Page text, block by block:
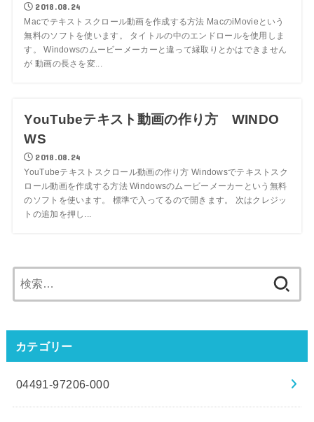
2018.08.24
Macでテキストスクロール動画を作成する方法 MacのiMovieという
無料のソフトを使います。 タイトルの中のエンドロールを使用しま
す。 Windowsのムービーメーカーと違って縁取りとかはできません
が 動画の長さを変...
YouTubeテキスト動画の作り方 WINDO
WS
2018.08.24
YouTubeテキストスクロール動画の作り方 Windowsでテキストスク
ロール動画を作成する方法 Windowsのムービーメーカーという無料
のソフトを使います。 標準で入ってるので開きます。 次はクレジッ
トの追加を押し...
索:
カテゴリー
04491-97206-000